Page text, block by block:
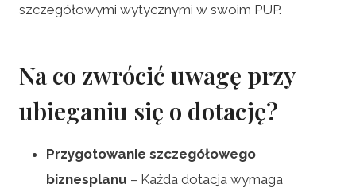
szczegółowymi wytycznymi w swoim PUP.
Na co zwrócić uwagę przy
ubieganiu się o dotację?
Przygotowanie szczegółowego
biznesplanu – Każda dotacja wymaga